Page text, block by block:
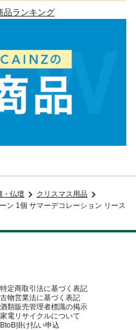
品ランキング
・仏壇
クリスマス用品
ン 1個 サマーデコレーション リース
特定商取引法に基づく表記
古物営業法に基づく表記
酒類販売管理者標識の掲示
家電リサイクルについて
BtoB掛け払い申込